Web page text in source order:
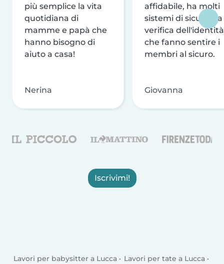
più semplice la vita
quotidiana di
mamme e papà che
hanno bisogno di
aiuto a casa!
Nerina
affidabile, ha molti
sistemi di sicurezza
verifica dell'identità
che fanno sentire i
membri al sicuro.
Giovanna
Iscrivimi!
Lavori per babysitter a Lucca
Lavori per tate a Lucca